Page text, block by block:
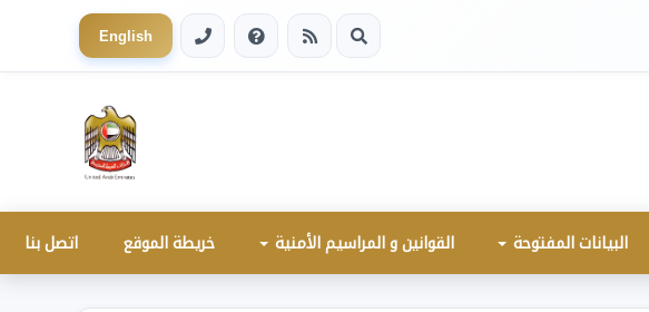
English
البيانات المفتوحة القوانين و المراسيم الأمنية خريطة الموقع اتصل بنا